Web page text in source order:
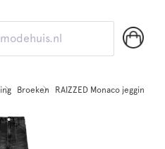
Broeken RAIZZED Monaco jegging